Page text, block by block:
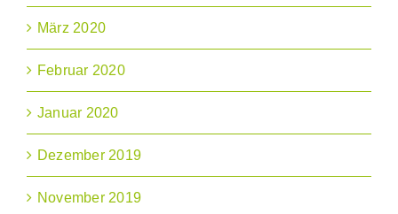
März 2020
Februar 2020
Januar 2020
Dezember 2019
November 2019